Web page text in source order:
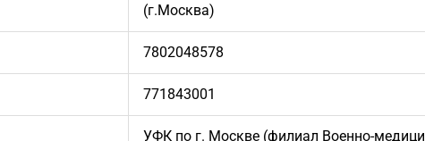
(г.Москва)
7802048578
771843001
УФК по г. Москве (филиал Военно-